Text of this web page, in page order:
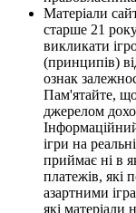
Матеріали
старше 21
викликати
(принципів)
ознак
Пам'ятайте,
джерелом
ігри на
приймає ні в
платежів, які
азартними
які матеріали